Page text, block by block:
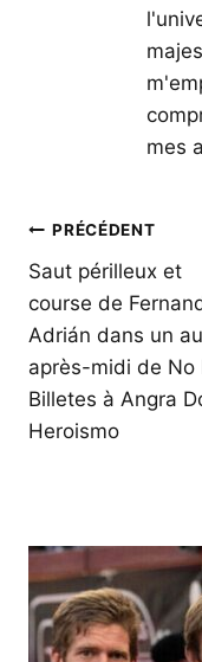
mes
Navigation
de
l’article
PRÉCÉDENT
Saut périlleux et
course de
Adrián dans un
après-midi de No
Billetes à Angra
Heroismo